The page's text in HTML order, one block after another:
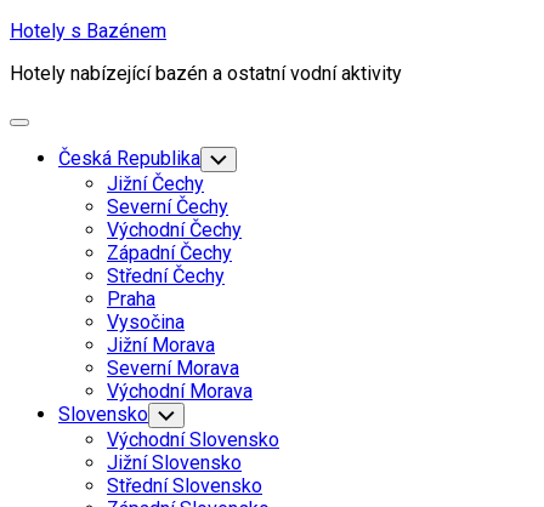
Skip
content
Hotely s Bazénem
Hotely nabízející bazén a ostatní vodní aktivity
Expand
Česká Republika Toggle
Child
Menu
Jižní Čechy
Severní Čechy
Východní Čechy
Západní Čechy
Střední Čechy
Praha
Vysočina
Jižní Morava
Severní Morava
Východní Morava
Current
Page
Parent
Slovensko Toggle
Child
Menu
Východní Slovensko
Current
Page
Jižní Slovensko
Střední Slovensko